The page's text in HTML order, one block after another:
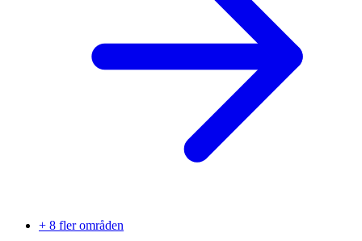
+ 8 fler områden